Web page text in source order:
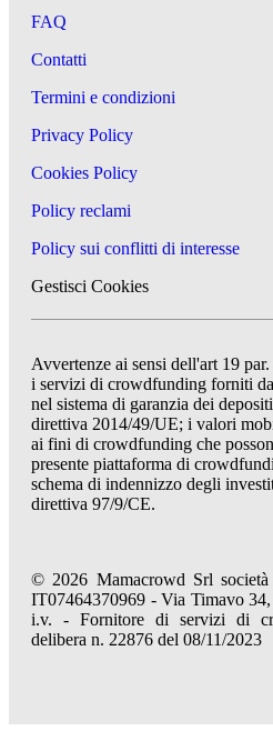
FAQ
Contatti
Termini e condizioni
Privacy Policy
Cookies Policy
Policy reclami
Policy sui conflitti di interesse
Gestisci Cookies
Avvertenze ai sensi dell'art 19 par.
i servizi di crowdfunding forniti
nel sistema di garanzia dei
direttiva 2014/49/UE; i valori
ai fini di crowdfunding che
presente piattaforma di
schema di indennizzo degli
direttiva 97/9/CE.
© 2026 Mamacrowd Srl
IT07464370969 - Via Timavo
i.v. - Fornitore di servizi di
delibera n. 22876 del 08/11/2023